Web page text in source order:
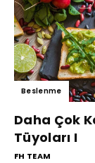
Beslenme
Daha Çok
Tüyoları I
FH TEAM